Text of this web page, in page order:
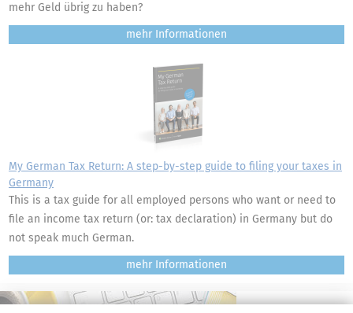
mehr Geld übrig zu haben?
mehr
My German Tax Return: A step-by-step guide to filing your taxes in
Germany
This is a tax guide for all employed persons who want or need to
file an income tax return (or: tax declaration) in Germany but do
not speak much German.
mehr